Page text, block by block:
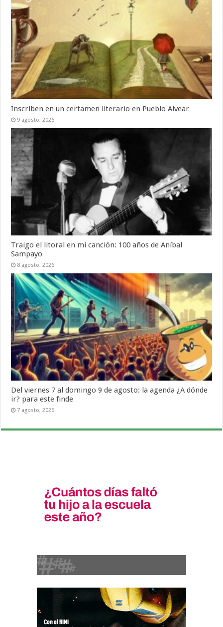
Inscriben en un certamen literario en Pueblo Alvear
9 agosto, 2026
Traigo el litoral en mi canción: 100 años de Aníbal
Sampayo
8 agosto, 2026
Del viernes 7 al domingo 9 de agosto: la agenda ¿A dónde
ir? para este finde
7 agosto, 2026